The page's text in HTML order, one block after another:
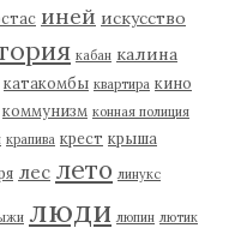
иней искусство
кабан калина
катакомбы квартира кино
коммунизм конная полиция
крапива крест крыша
лес лето линукс
люди люпин лютик